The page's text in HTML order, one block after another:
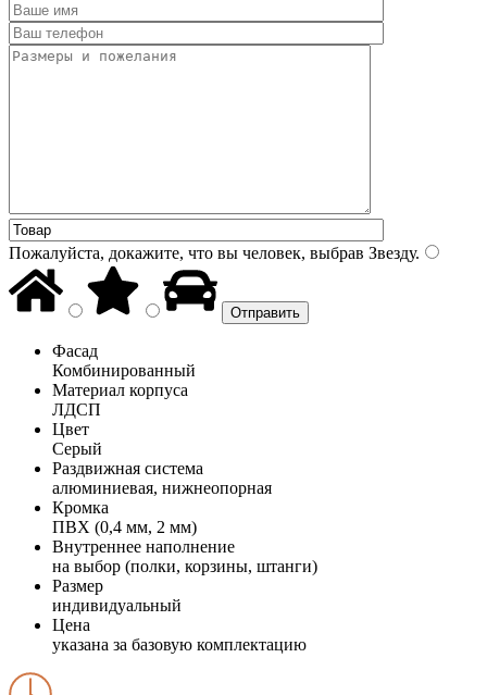
Пожалуйста, докажите, что вы человек, выбрав Звезду.
Фасад
Комбинированный
Материал корпуса
ЛДСП
Цвет
Серый
Раздвижная система
алюминиевая, нижнеопорная
Кромка
ПВХ (0,4 мм, 2 мм)
Внутреннее наполнение
на выбор (полки, корзины, штанги)
Размер
индивидуальный
Цена
указана за базовую комплектацию